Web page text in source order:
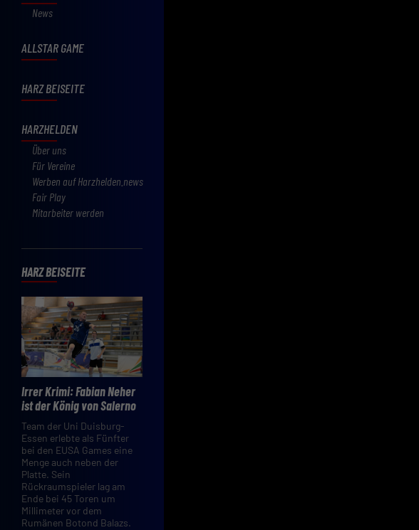
News
ALLSTAR GAME
HARZ BEISEITE
HARZHELDEN
Über uns
Für Vereine
Werben auf Harzhelden.news
Fair Play
Mitarbeiter werden
HARZ BEISEITE
Irrer Krimi: Fabian Neher
ist der König von Salerno
Team der Uni Duisburg-
Essen erlebte als Fünfter
bei den EUSA Games eine
Menge auch neben der
Platte. Sein
Rückraumspieler lag am
Ende bei 45 Toren um
Millimeter vor dem
Rumänen Botond Balazs.